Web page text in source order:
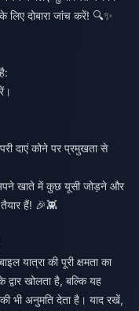
दोबारा जांच करें! 🔍✨
दाएं कोने पर प्रमुखता से
खाते में कुछ यूसी जोड़ने और
हैं! 🎉👾
यात्रा की पूरी क्षमता का
खोलता है, बल्कि यह
भी अनुमति देता है। याद रखें,